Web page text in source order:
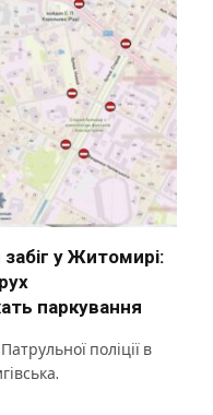
у Житомирі:
паркування
поліції в